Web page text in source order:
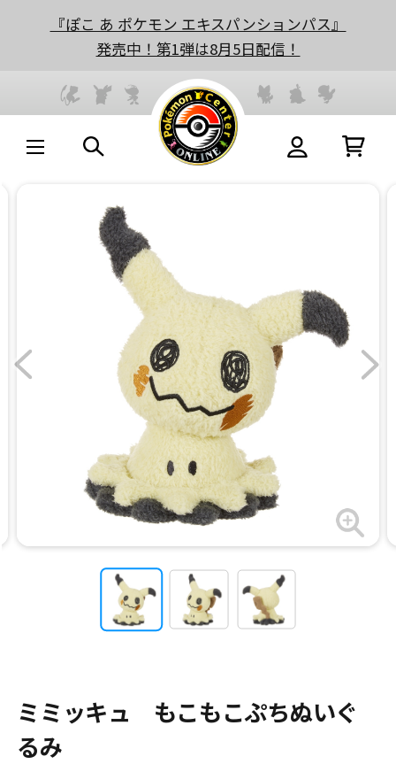
『ぽこ あ ポケモン エキスパンションパス』
発売中！第1弾は8月5日配信！
ミミッキュ もこもこぷちぬいぐ
るみ